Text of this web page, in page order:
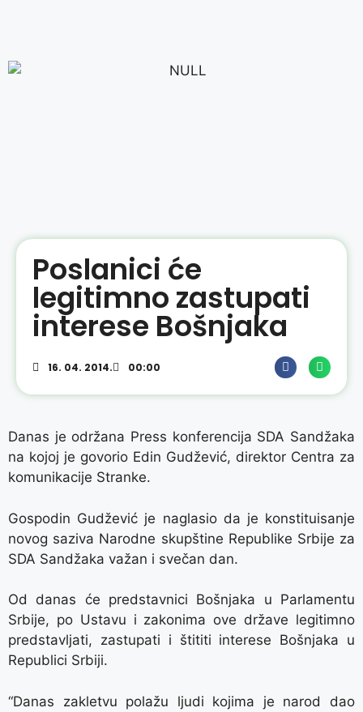
Poslanici će
legitimno zastupati
interese Bošnjaka
16. 04. 2014. 00:00
Danas je održana Press konferencija SDA Sandžaka
na kojoj je govorio Edin Gudžević, direktor Centra za
komunikacije Stranke.
Gospodin Gudžević je naglasio da je konstituisanje
novog saziva Narodne skupštine Republike Srbije za
SDA Sandžaka važan i svečan dan.
Od danas će predstavnici Bošnjaka u Parlamentu
Srbije, po Ustavu i zakonima ove države legitimno
predstavljati, zastupati i štititi interese Bošnjaka u
Republici Srbiji.
“Danas zakletvu polažu ljudi kojima je narod dao